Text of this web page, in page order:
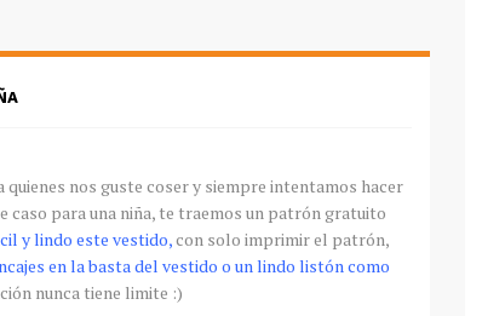
nos guste coser y siempre intentamos hacer
caso para una niña, te traemos un patrón gratuito
y lindo este vestido,con solo imprimir el patrón,
en la basta del vestido o un lindo listóncomo
nunca tiene limite :)